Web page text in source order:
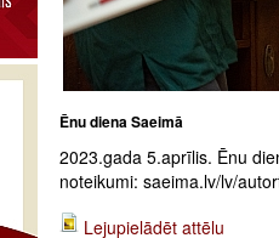
Ēnu diena Saeimā
2023.gada 5.aprīlis. Ēnu
noteikumi: saeima.lv/lv/
Lejupielādēt attēlu